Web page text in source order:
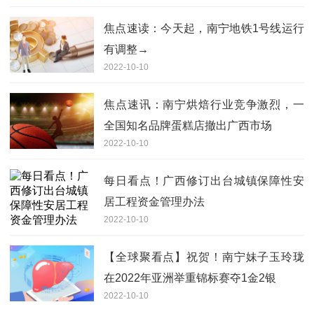
焦点速读：今天起，南宁地铁1号线运行
有调整→
2022-10-10
焦点速讯：南宁烘焙行业竞争激烈，一
全国知名品牌蛋糕店撤出广西市场
2022-10-10
每日看点！广西修订出台城镇保障性安
居工程资金管理办法
2022-10-10
【全球聚看点】祝贺！南宁妹子玉玲珑
在2022年亚洲举重锦标赛夺1金2银
2022-10-10